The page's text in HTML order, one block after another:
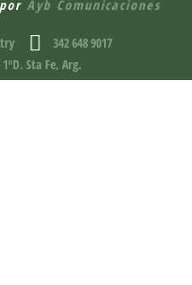
Ayb Comunicaciones
342 648 9017
Sta Fe, Arg.